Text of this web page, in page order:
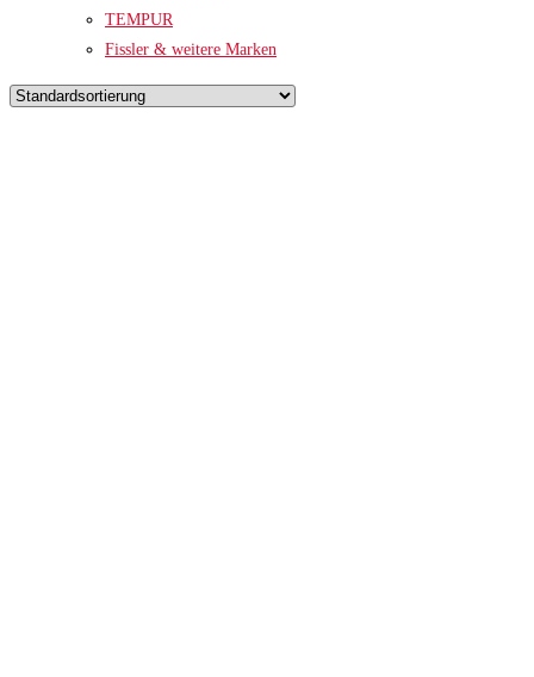
TEMPUR
Fissler & weitere Marken